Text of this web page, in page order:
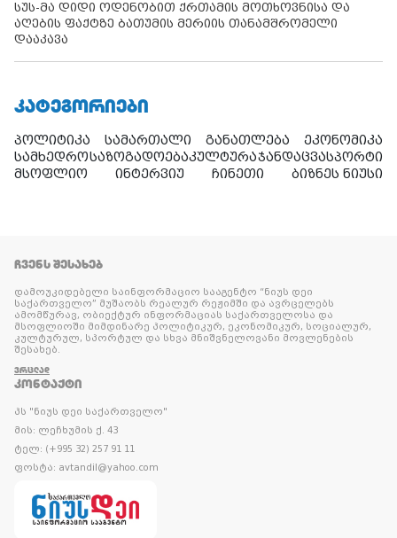
სუს-მა დიდი ოდენობით ქრთამის მოთხოვნისა და
აღების ფაქტზე ბათუმის მერიის თანამშრომელი
დააკავა
ᲙᲐᲢᲔᲒᲝᲠᲘᲔᲑᲘ
პოლიტიკა სამართალი განათლება
ეკონომიკა
სამხედროსაზოგადოებაკულტურაჯანდაცვასპორტი
მსოფლიო
ინტერვიუ ჩინეთი ბიზნეს ნიუსი
ᲩᲕᲔᲜᲡ ᲨᲔᲡᲐᲮᲔᲑ
დამოუკიდებელი საინფორმაციო სააგენტო “ნიუს დეი
საქართველო” მუშაობს რეალურ რეჟიმში და ავრცელებს
ამომწურავ, ობიექტურ ინფორმაციას საქართველოსა და
მსოფლიოში მიმდინარე პოლიტიკურ, ეკონომიკურ, სოციალურ,
კულტურულ, სპორტულ და სხვა მნიშვნელოვანი მოვლენების
შესახებ.
ᲕᲠᲪᲚᲐᲓ
ᲙᲝᲜᲢᲐᲥᲢᲘ
პს "ნიუს დეი საქართველო"
მის: ლეჩხუმის ქ. 43
ტელ: (+995 32) 257 91 11
ფოსტა: avtandil@yahoo.com